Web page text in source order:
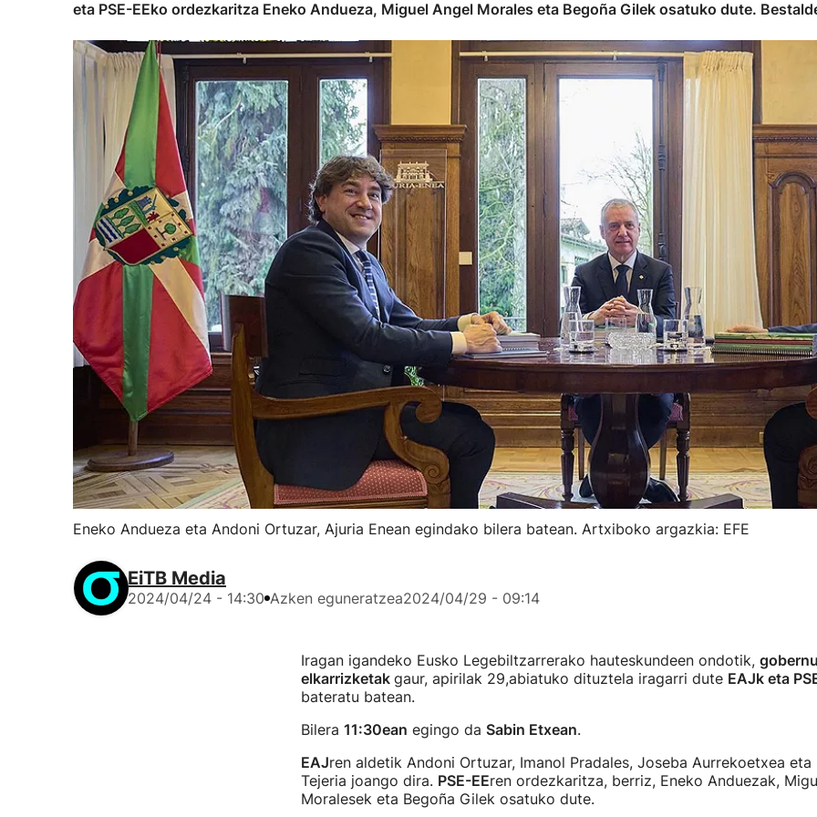
eta PSE-EEko ordezkaritza Eneko Andueza, Miguel Angel Morales eta Begoña Gilek osatuko dute.
Eneko Andueza eta Andoni Ortuzar, Ajuria Enean egindako bilera batean. Artxiboko argazkia: EFE
EiTB Media
2024/04/24 - 14:30 Azken eguneratzea2024/04/29 - 09:14
Iragan igandeko Eusko Legebiltzarrerako hauteskundeen ondotik,
elkarrizketak gaur, apirilak 29,abiatuko dituztela iragarri dute EAJk eta
bateratu batean.
Bilera 11:30ean egingo da Sabin Etxean.
EAJren aldetik Andoni Ortuzar, Imanol Pradales, Joseba Aurrekoetxea
Tejeria joango dira. PSE-EEren ordezkaritza, berriz, Eneko Anduezak,
Moralesek eta Begoña Gilek osatuko dute.